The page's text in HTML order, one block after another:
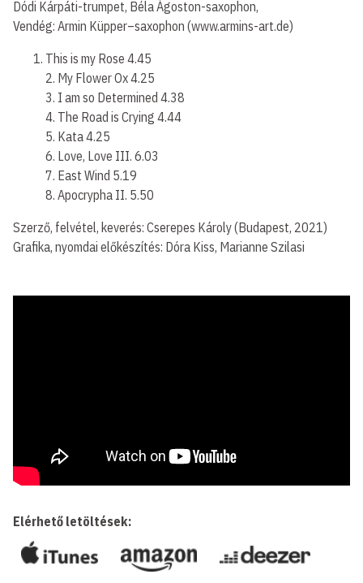
Dódi Kárpáti-trumpet, Béla Ágoston-saxophon,
Vendég: Armin Küpper–saxophon (www.armins-art.de)
This is my Rose 4.45
2. My Flower Ox 4.25
3. I am so Determined 4.38
4. The Road is Crying 4.44
5. Kata 4.25
6. Love, Love III. 6.03
7. East Wind 5.19
8. Apocrypha II. 5.50
Szerző, felvétel, keverés: Cserepes Károly (Budapest, 2021)
Grafika, nyomdai előkészítés: Dóra Kiss, Marianne Szilasi
Elérhető letöltések: